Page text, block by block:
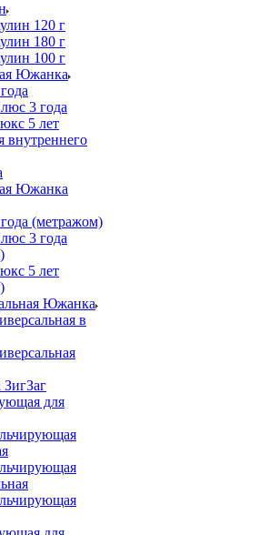
120 г
180 г
100 г
Южанка
3 года
5 лет
внутреннего
Южанка
(метражом)
3 года
5 лет
Южанка
в
для